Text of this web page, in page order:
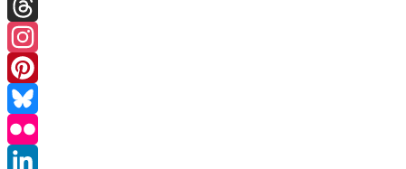
Facebook
Threads
Instagram
Pinterest
Bluesky
Flickr